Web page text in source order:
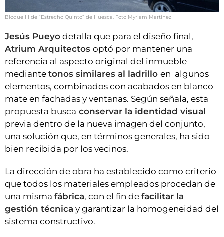
Bloque III de “Estrecho Quinto” de Huesca. Foto Myriam Martínez
Jesús Pueyo detalla que para el diseño final,
Atrium Arquitectos optó por mantener una
referencia al aspecto original del inmueble
mediante tonos similares al ladrillo en algunos
elementos, combinados con acabados en blanco
mate en fachadas y ventanas. Según señala, esta
propuesta busca conservar la identidad visual
previa dentro de la nueva imagen del conjunto,
una solución que, en términos generales, ha sido
bien recibida por los vecinos.
La dirección de obra ha establecido como criterio
que todos los materiales empleados procedan de
una misma fábrica, con el fin de facilitar la
gestión técnica y garantizar la homogeneidad del
sistema constructivo.